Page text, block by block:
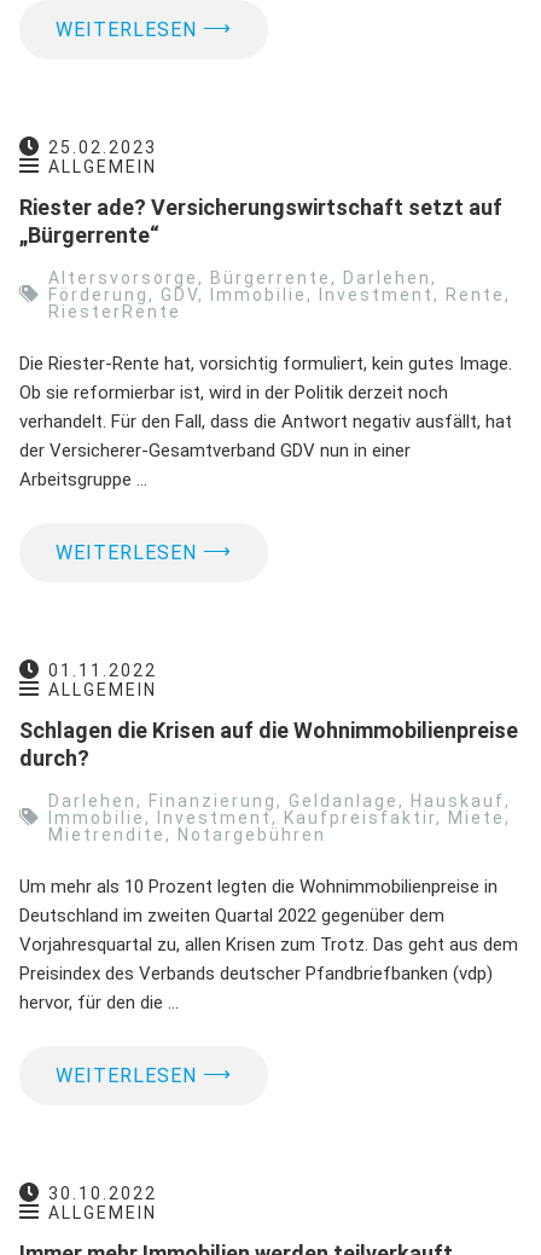
WEITERLESEN ⟶
25.02.2023
ALLGEMEIN
Riester ade? Versicherungswirtschaft setzt auf
„Bürgerrente“
Altersvorsorge , Bürgerrente , Darlehen ,
Förderung , GDV, Immobilie , Investment , Rente ,
RiesterRente
Die Riester-Rente hat, vorsichtig formuliert, kein gutes Image.
Ob sie reformierbar ist, wird in der Politik derzeit noch
verhandelt. Für den Fall, dass die Antwort negativ ausfällt, hat
der Versicherer-Gesamtverband GDV nun in einer
Arbeitsgruppe …
WEITERLESEN ⟶
01.11.2022
ALLGEMEIN
Schlagen die Krisen auf die Wohnimmobilienpreise
durch?
Darlehen , Finanzierung , Geldanlage , Hauskauf,
Immobilie , Investment , Kaufpreisfaktir, Miete ,
Mietrendite , Notargebühren
Um mehr als 10 Prozent legten die Wohnimmobilienpreise in
Deutschland im zweiten Quartal 2022 gegenüber dem
Vorjahresquartal zu, allen Krisen zum Trotz. Das geht aus dem
Preisindex des Verbands deutscher Pfandbriefbanken (vdp)
hervor, für den die …
WEITERLESEN ⟶
30.10.2022
ALLGEMEIN